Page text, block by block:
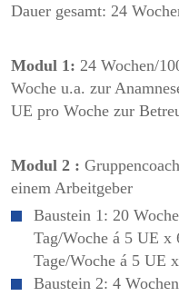
Dauer gesamt: 24
Modul 1: 24 Wochen/
Woche u.a. zur
UE pro Woche zur
Modul 2 :
einem Arbeitgeber
Baustein 1: 20
Tag/Woche á 5 UE
Tage/Woche á 5 UE
Baustein 2: 4